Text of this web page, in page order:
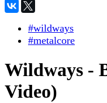
#wildways
#metalcore
Wildways -
Video)